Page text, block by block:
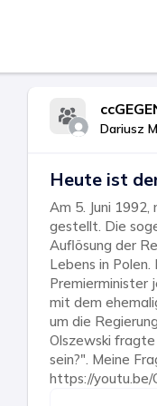
Dariusz
Heute ist
Am 5. Juni
gestellt. Die
Auflösung der
Lebens in
Premierminister
mit dem
um die
Olszewski fragte
sein?". Meine
https://youtu.be/